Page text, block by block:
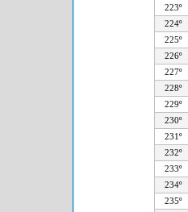
223º
224º
225º
226º
227º
228º
229º
230º
231º
232º
233º
234º
235º